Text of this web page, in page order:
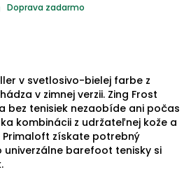
Doprava zadarmo
v svetlosivo-bielej farbe z
v zimnej verzii. Zing Frost
bez tenisiek nezaobíde ani počas
kombinácii z udržateľnej kože a
získate potrebný
barefoot tenisky si